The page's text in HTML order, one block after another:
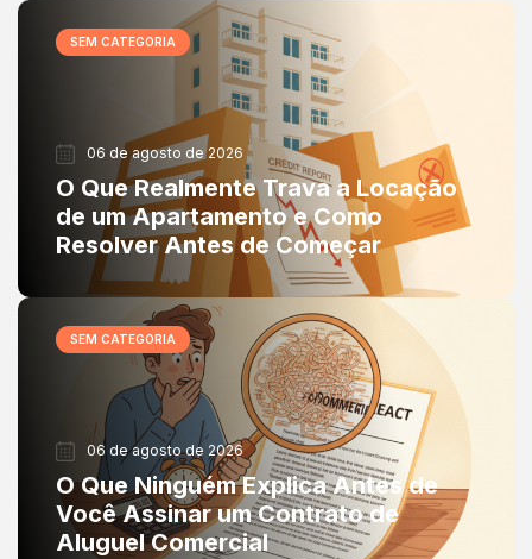
SEM CATEGORIA
06 de agosto de 2026
O Que Realmente Trava a Locação
de um Apartamento e Como
Resolver Antes de Começar
SEM CATEGORIA
06 de agosto de 2026
O Que Ninguém Explica Antes de
Você Assinar um Contrato de
Aluguel Comercial